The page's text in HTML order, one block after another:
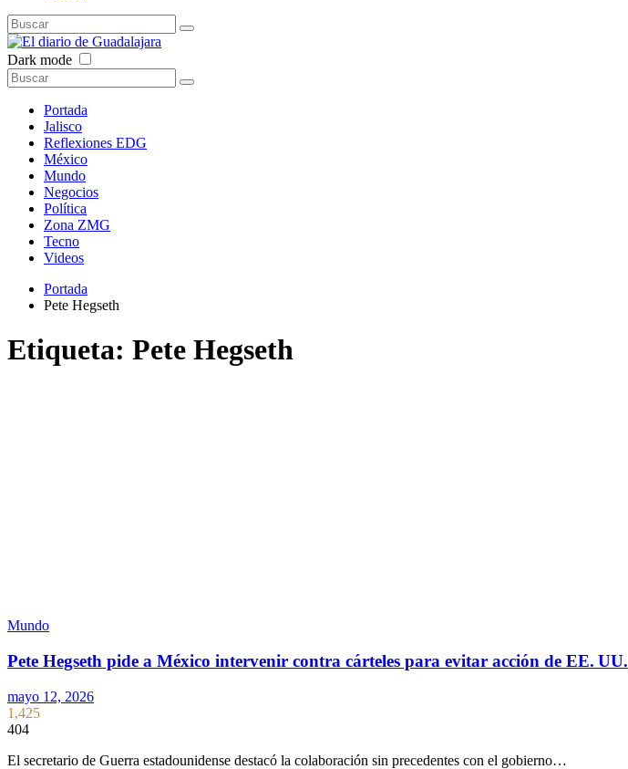
Dark mode
Portada
Jalisco
Reflexiones EDG
México
Mundo
Negocios
Política
Zona ZMG
Tecno
Videos
Portada
Pete Hegseth
Etiqueta: Pete Hegseth
Mundo
Pete Hegseth pide a México intervenir contra cárteles para evitar acción de EE. UU.
mayo 12, 2026
1,425
404
El secretario de Guerra estadounidense destacó la colaboración sin precedentes con el gobierno…